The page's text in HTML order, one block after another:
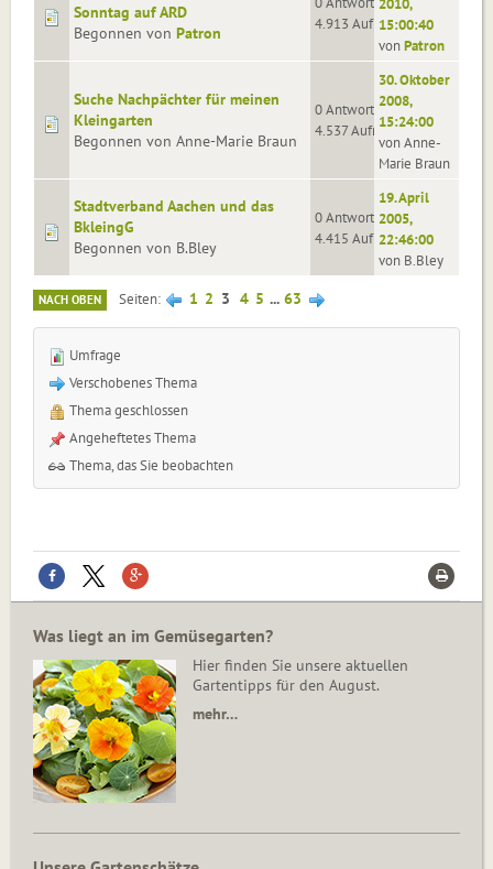
Sonntag auf ARD
Begonnen von Patron
4.913 Aufrufe
2010,
15:00:40
vonPatron
Suche Nachpächter für meinen
Kleingarten
Begonnen von Anne-Marie Braun
0 Antworten
4.537 Aufrufe
30. Oktober
2008,
15:24:00
von Anne-
Marie Braun
Stadtverband Aachen und das
BkleingG
Begonnen von B.Bley
0 Antworten
4.415 Aufrufe
19. April
2005,
22:46:00
von B.Bley
NACH OBEN Seiten 1 2 3 4 5 ... 63
Umfrage
Verschobenes Thema
Thema geschlossen
Angeheftetes Thema
Thema, das Sie beobachten
Was liegt an im Gemüsegarten?
Hier finden Sie unsere aktuellen
Gartentipps für den August.
mehr…